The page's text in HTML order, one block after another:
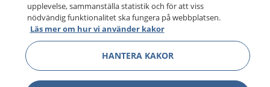
upplevelse, sammanställa statistik och för att viss
nödvändig funktionalitet ska fungera på webbplatsen.
Läs mer om hur vi använder kakor
HANTERA KAKOR